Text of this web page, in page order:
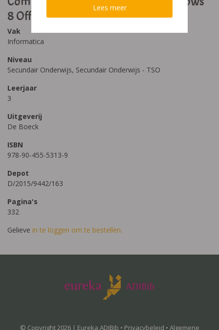
8 Office 2013
Vak
Informatica
Niveau
Secundair Onderwijs, Secundair Onderwijs - TSO
Leerjaar
3
Uitgeverij
De Boeck
ISBN
978-90-455-5313-9
Depot
D/2015/9442/163
Pagina's
332
Gelieve in te loggen om te bestellen.
© Copyright 2026 | Eureka ADIBib • Privacybeleid • Algemene
Lees meer